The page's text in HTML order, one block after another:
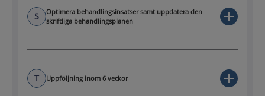
S
Optimera behandlingsinsatser samt uppdatera den
skriftliga behandlingsplanen
T Uppföljning inom 6 veckor